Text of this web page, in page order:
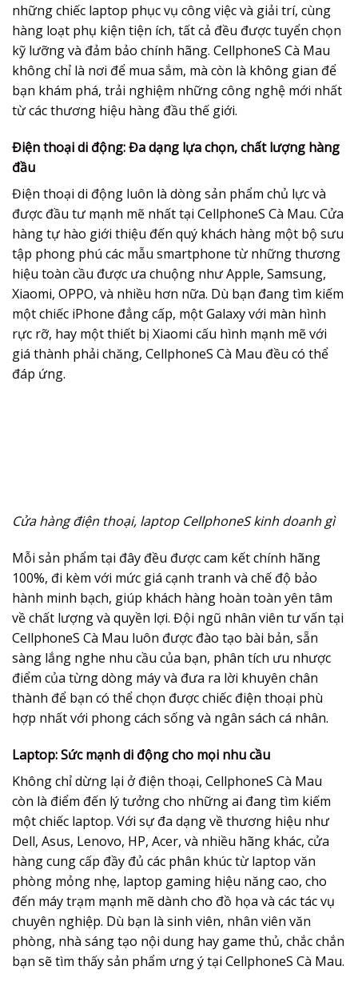
những chiếc laptop phục vụ công việc và giải trí, cùng
hàng loạt phụ kiện tiện ích, tất cả đều được tuyển chọn
kỹ lưỡng và đảm bảo chính hãng. CellphoneS Cà Mau
không chỉ là nơi để mua sắm, mà còn là không gian để
bạn khám phá, trải nghiệm những công nghệ mới nhất
từ các thương hiệu hàng đầu thế giới.
Điện thoại di động: Đa dạng lựa chọn, chất lượng hàng
đầu
Điện thoại di động luôn là dòng sản phẩm chủ lực và
được đầu tư mạnh mẽ nhất tại CellphoneS Cà Mau. Cửa
hàng tự hào giới thiệu đến quý khách hàng một bộ sưu
tập phong phú các mẫu smartphone từ những thương
hiệu toàn cầu được ưa chuộng như Apple, Samsung,
Xiaomi, OPPO, và nhiều hơn nữa. Dù bạn đang tìm kiếm
một chiếc iPhone đẳng cấp, một Galaxy với màn hình
rực rỡ, hay một thiết bị Xiaomi cấu hình mạnh mẽ với
giá thành phải chăng, CellphoneS Cà Mau đều có thể
đáp ứng.
Cửa hàng điện thoại, laptop CellphoneS kinh doanh gì
Mỗi sản phẩm tại đây đều được cam kết chính hãng
100%, đi kèm với mức giá cạnh tranh và chế độ bảo
hành minh bạch, giúp khách hàng hoàn toàn yên tâm
về chất lượng và quyền lợi. Đội ngũ nhân viên tư vấn tại
CellphoneS Cà Mau luôn được đào tạo bài bản, sẵn
sàng lắng nghe nhu cầu của bạn, phân tích ưu nhược
điểm của từng dòng máy và đưa ra lời khuyên chân
thành để bạn có thể chọn được chiếc điện thoại phù
hợp nhất với phong cách sống và ngân sách cá nhân.
Laptop: Sức mạnh di động cho mọi nhu cầu
Không chỉ dừng lại ở điện thoại, CellphoneS Cà Mau
còn là điểm đến lý tưởng cho những ai đang tìm kiếm
một chiếc laptop. Với sự đa dạng về thương hiệu như
Dell, Asus, Lenovo, HP, Acer, và nhiều hãng khác, cửa
hàng cung cấp đầy đủ các phân khúc từ laptop văn
phòng mỏng nhẹ, laptop gaming hiệu năng cao, cho
đến máy trạm mạnh mẽ dành cho đồ họa và các tác vụ
chuyên nghiệp. Dù bạn là sinh viên, nhân viên văn
phòng, nhà sáng tạo nội dung hay game thủ, chắc chắn
bạn sẽ tìm thấy sản phẩm ưng ý tại CellphoneS Cà Mau.